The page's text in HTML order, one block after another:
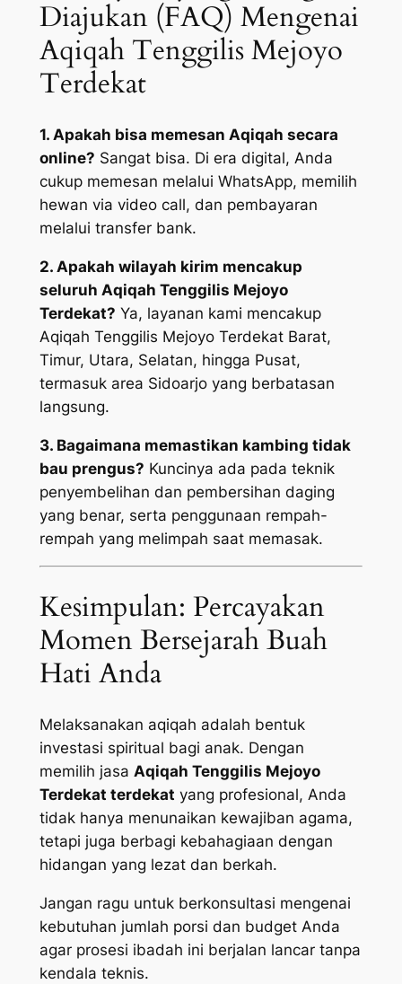
Diajukan (FAQ) Mengenai
Aqiqah Tenggilis Mejoyo
Terdekat
1. Apakah bisa memesan Aqiqah secara
online? Sangat bisa. Di era digital, Anda
cukup memesan melalui WhatsApp, memilih
hewan via video call, dan pembayaran
melalui transfer bank.
2. Apakah wilayah kirim mencakup
seluruh Aqiqah Tenggilis Mejoyo
Terdekat? Ya, layanan kami mencakup
Aqiqah Tenggilis Mejoyo Terdekat Barat,
Timur, Utara, Selatan, hingga Pusat,
termasuk area Sidoarjo yang berbatasan
langsung.
3. Bagaimana memastikan kambing tidak
bau prengus? Kuncinya ada pada teknik
penyembelihan dan pembersihan daging
yang benar, serta penggunaan rempah-
rempah yang melimpah saat memasak.
Kesimpulan: Percayakan
Momen Bersejarah Buah
Hati Anda
Melaksanakan aqiqah adalah bentuk
investasi spiritual bagi anak. Dengan
memilih jasa Aqiqah Tenggilis Mejoyo
Terdekat terdekat yang profesional, Anda
tidak hanya menunaikan kewajiban agama,
tetapi juga berbagi kebahagiaan dengan
hidangan yang lezat dan berkah.
Jangan ragu untuk berkonsultasi mengenai
kebutuhan jumlah porsi dan budget Anda
agar prosesi ibadah ini berjalan lancar tanpa
kendala teknis.